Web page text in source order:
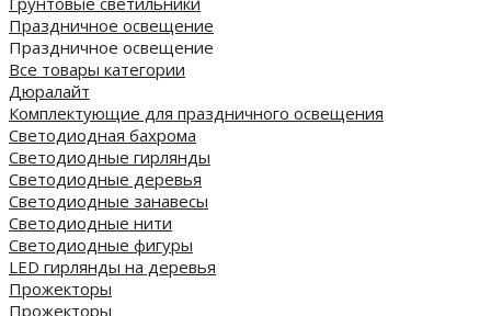
Праздничное освещение
Праздничное освещение
Все товары категории
Дюралайт
Комплектующие для праздничного освещения
Светодиодная бахрома
Светодиодные гирлянды
Светодиодные деревья
Светодиодные занавесы
Светодиодные нити
Светодиодные фигуры
LED гирлянды на деревья
Прожекторы
Прожекторы